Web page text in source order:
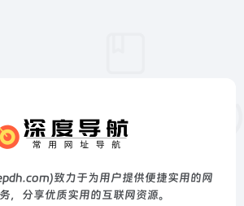
致力于为用户提供便捷实用的网
，分享优质实用的互联网资源。